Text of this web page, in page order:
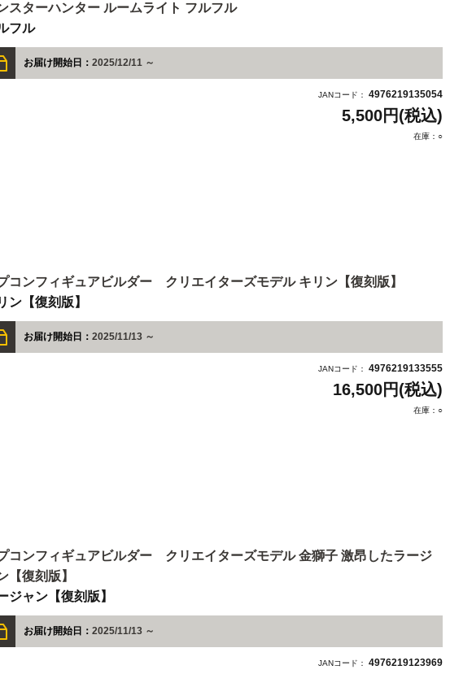
スターハンター ルームライト フルフル
フル
お届け開始日： 2025/12/11 ～
JANコード： 4976219135054
5,500円(税込)
在庫：○
コンフィギュアビルダー クリエイターズモデル キリン【復刻版】
ン【復刻版】
お届け開始日： 2025/11/13 ～
JANコード： 4976219133555
16,500円(税込)
在庫：○
コンフィギュアビルダー クリエイターズモデル 金獅子 激昂したラージ
【復刻版】
ジャン【復刻版】
お届け開始日： 2025/11/13 ～
JANコード： 4976219123969